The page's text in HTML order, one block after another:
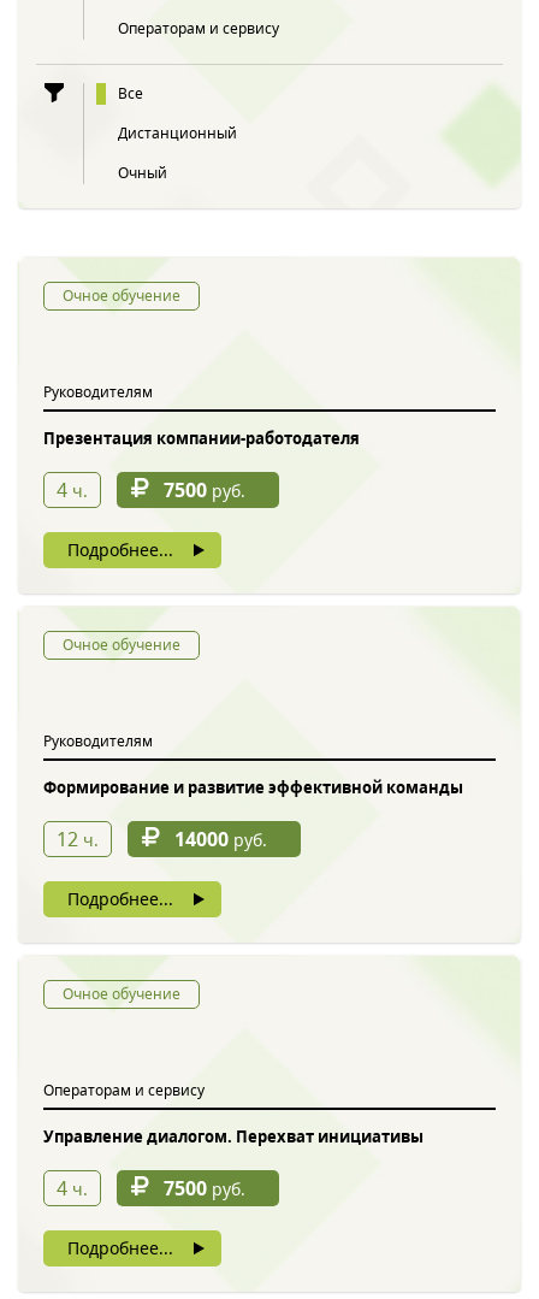
Операторам и сервису
Все
Дистанционный
Очный
Очное обучение
Руководителям
Презентация компании-работодателя
4 ч. 7500 руб.
Подробнее...
Очное обучение
Руководителям
Формирование и развитие эффективной команды
12 ч. 14000 руб.
Подробнее...
Очное обучение
Операторам и сервису
Управление диалогом. Перехват инициативы
4 ч. 7500 руб.
Подробнее...